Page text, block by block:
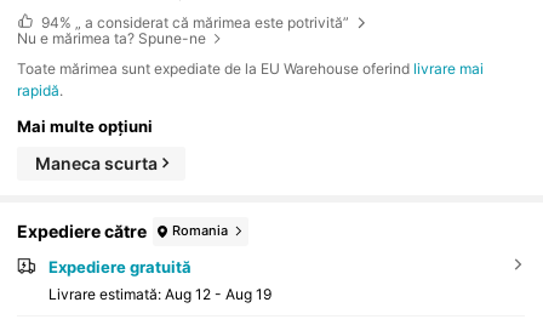
94% „ a considerat că mărimea este potrivită”
Nu e mărimea ta? Spune-ne
Toate mărimea sunt expediate de la EU Warehouse oferind livrare mai
rapidă.
Mai multe opțiuni
Maneca scurta
Expediere către Romania
Expediere gratuită
Livrare estimată: Aug 12 - Aug 19